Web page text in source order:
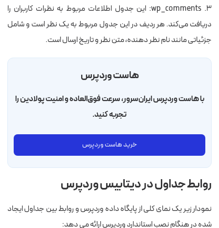
۳. wp_comments: این جدول اطلاعات مربوط به نظرات کاربران را
دریافت می‌کند. هر ردیف در این جدول مربوط به یک نظر است و شامل
جزئیاتی مانند نام نظر دهنده، متن نظر و تاریخ ارسال است.
هاست وردپرس
با هاست وردپرس ایران‌سرور، سرعت فوق‌العاده و امنیت پولادین را
تجربه کنید.
خرید هاست وردپرس
روابط جداول در دیتابیس وردپرس
نمودار زیر یک نمای کلی از پایگاه داده وردپرس و روابط بین جداول ایجاد
شده در هنگام نصب استاندارد وردپرس ارائه می دهد: